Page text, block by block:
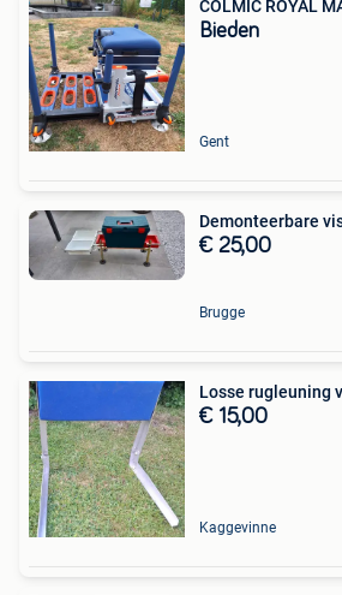
COLMIC ROYAL
Bieden
Gent
Demonteerbare
€ 25,00
Brugge
Losse rugleuning
€ 15,00
Kaggevinne